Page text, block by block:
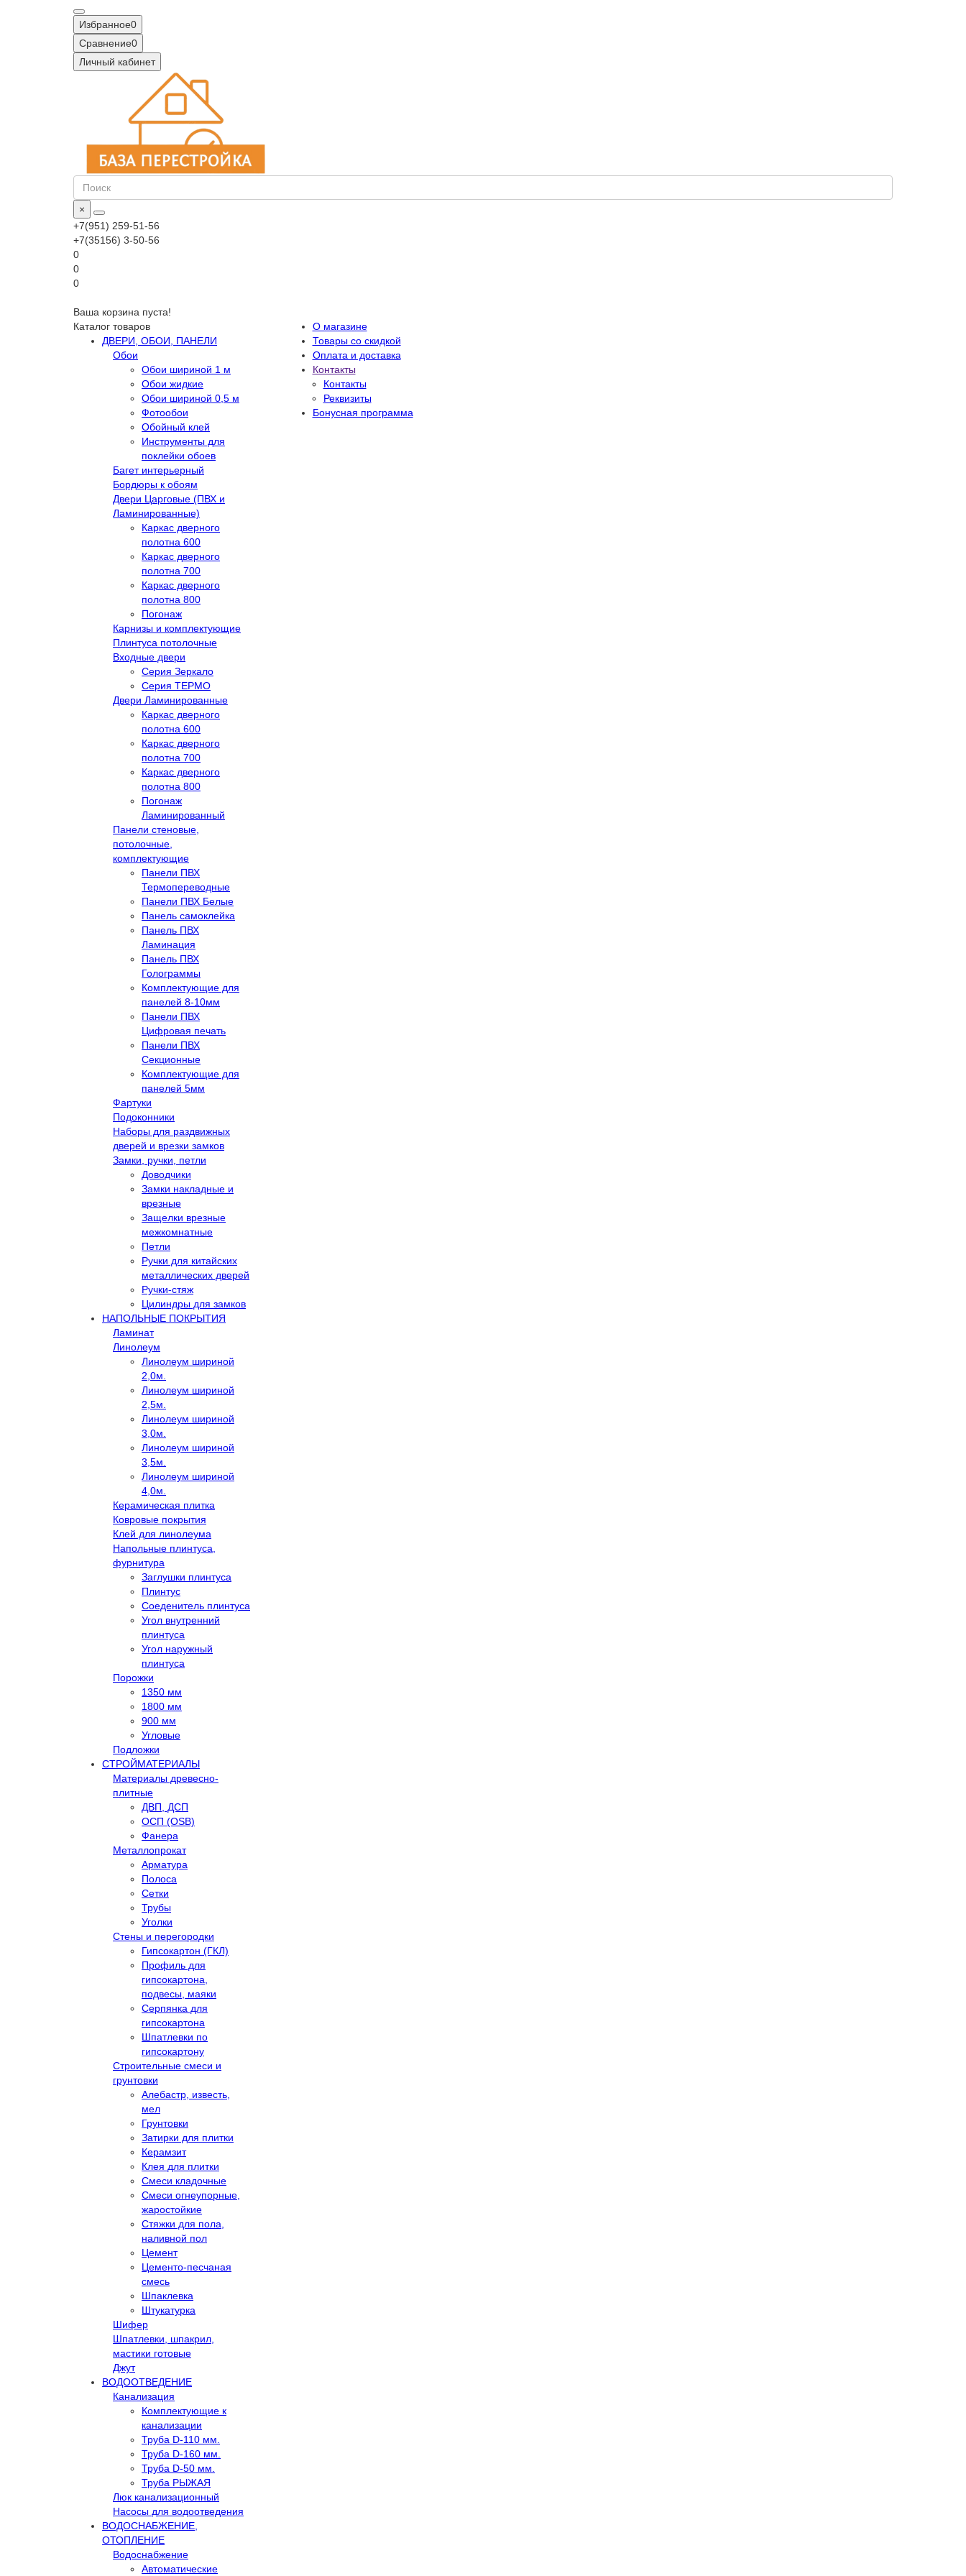
Избранное0
Сравнение0
Личный кабинет
×
+7(951) 259-51-56
+7(35156) 3-50-56
0
0
0
Ваша корзина пуста!
Каталог товаров
ДВЕРИ, ОБОИ, ПАНЕЛИ
Обои
Обои шириной 1 м
Обои жидкие
Обои шириной 0,5 м
Фотообои
Обойный клей
Инструменты для
поклейки обоев
Багет интерьерный
Бордюры к обоям
Двери Царговые (ПВХ и
Ламинированные)
Каркас дверного
полотна 600
Каркас дверного
полотна 700
Каркас дверного
полотна 800
Погонаж
Карнизы и комплектующие
Плинтуса потолочные
Входные двери
Серия Зеркало
Серия ТЕРМО
Двери Ламинированные
Каркас дверного
полотна 600
Каркас дверного
полотна 700
Каркас дверного
полотна 800
Погонаж
Ламинированный
Панели стеновые,
потолочные,
комплектующие
Панели ПВХ
Термопереводные
Панели ПВХ Белые
Панель самоклейка
Панель ПВХ
Ламинация
Панель ПВХ
Голограммы
Комплектующие для
панелей 8-10мм
Панели ПВХ
Цифровая печать
Панели ПВХ
Секционные
Комплектующие для
панелей 5мм
Фартуки
Подоконники
Наборы для раздвижных
дверей и врезки замков
Замки, ручки, петли
Доводчики
Замки накладные и
врезные
Защелки врезные
межкомнатные
Петли
Ручки для китайских
металлических дверей
Ручки-стяж
Цилиндры для замков
НАПОЛЬНЫЕ ПОКРЫТИЯ
Ламинат
Линолеум
Линолеум шириной
2,0м.
Линолеум шириной
2,5м.
Линолеум шириной
3,0м.
Линолеум шириной
3,5м.
Линолеум шириной
4,0м.
Керамическая плитка
Ковровые покрытия
Клей для линолеума
Напольные плинтуса,
фурнитура
Заглушки плинтуса
Плинтус
Соеденитель плинтуса
Угол внутренний
плинтуса
Угол наружный
плинтуса
Порожки
1350 мм
1800 мм
900 мм
Угловые
Подложки
СТРОЙМАТЕРИАЛЫ
Материалы древесно-
плитные
ДВП, ДСП
ОСП (OSB)
Фанера
Металлопрокат
Арматура
Полоса
Сетки
Трубы
Уголки
Стены и перегородки
Гипсокартон (ГКЛ)
Профиль для
гипсокартона,
подвесы, маяки
Серпянка для
гипсокартона
Шпатлевки по
гипсокартону
Строительные смеси и
грунтовки
Алебастр, известь,
мел
Грунтовки
Затирки для плитки
Керамзит
Клея для плитки
Смеси кладочные
Смеси огнеупорные,
жаростойкие
Стяжки для пола,
наливной пол
Цемент
Цементо-песчаная
смесь
Шпаклевка
Штукатурка
Шифер
Шпатлевки, шпакрил,
мастики готовые
Джут
ВОДООТВЕДЕНИЕ
Канализация
Комплектующие к
канализации
Труба D-110 мм.
Труба D-160 мм.
Труба D-50 мм.
Труба РЫЖАЯ
Люк канализационный
Насосы для водоотведения
ВОДОСНАБЖЕНИЕ,
ОТОПЛЕНИЕ
Водоснабжение
Автоматичеcкие
О магазине
Товары со скидкой
Оплата и доставка
Контакты
Контакты
Реквизиты
Бонусная программа